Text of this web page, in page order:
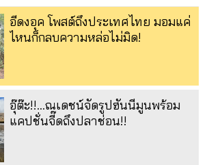
อีดงอุค โพสต์ถึงประเทศไทย มอมแค่
ไหนก็กลบความหล่อไม่มิด!
อุ๊ต๊ะ!!...ณเดชน์จัดรูปฮันนีมูนพร้อม
แคปชั่นจี๊ดถึงปลาช่อน!!